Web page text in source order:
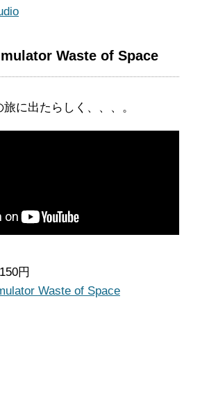
Waste of Space
に出たらしく、、、。
円
Waste of Space